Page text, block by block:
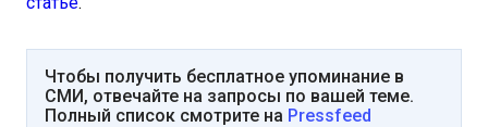
Чтобы получить бесплатное упоминание в
СМИ, отвечайте на запросы по вашей теме.
Полный список смотрите на Pressfeed